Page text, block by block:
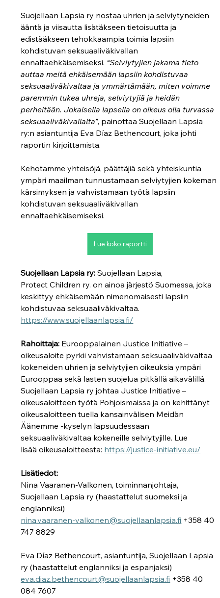
Suojellaan Lapsia ry nostaa uhrien ja selviytyneiden
ääntä ja viisautta lisätäkseen tietoisuutta ja
edistääkseen tehokkaampia toimia lapsiin
kohdistuvan seksuaaliväkivallan
ennaltaehkäisemiseksi. “Selviytyjien jakama tieto
auttaa meitä ehkäisemään lapsiin kohdistuvaa
seksuaaliväkivaltaa ja ymmärtämään, miten voimme
paremmin tukea uhreja, selviytyjiä ja heidän
perheitään. Jokaisella lapsella on oikeus olla turvassa
seksuaaliväkivallalta”, painottaa Suojellaan Lapsia
ry:n asiantuntija Eva Díaz Bethencourt, joka johti
raportin kirjoittamista.
Kehotamme yhteisöjä, päättäjiä sekä yhteiskuntia
ympäri maailman tunnustamaan selviytyjien kokeman
kärsimyksen ja vahvistamaan työtä lapsiin
kohdistuvan seksuaaliväkivallan
ennaltaehkäisemiseksi.
Lue koko raportti
Suojellaan Lapsia ry: Suojellaan Lapsia,
Protect Children ry. on ainoa järjestö Suomessa, joka
keskittyy ehkäisemään nimenomaisesti lapsiin
kohdistuvaa seksuaaliväkivaltaa.
https://www.suojellaanlapsia.fi/
Rahoittaja: Eurooppalainen Justice Initiative –
oikeusaloite pyrkii vahvistamaan seksuaaliväkivaltaa
kokeneiden uhrien ja selviytyjien oikeuksia ympäri
Eurooppaa sekä lasten suojelua pitkällä aikavälillä.
Suojellaan Lapsia ry johtaa Justice Initiative –
oikeusaloitteen työtä Pohjoismaissa ja on kehittänyt
oikeusaloitteen tuella kansainvälisen Meidän
Äänemme -kyselyn lapsuudessaan
seksuaaliväkivaltaa kokeneille selviytyjille. Lue
lisää oikeusaloitteesta: https://justice-initiative.eu/
Lisätiedot:
Nina Vaaranen-Valkonen, toiminnanjohtaja,
Suojellaan Lapsia ry (haastattelut suomeksi ja
englanniksi)
nina.vaaranen-valkonen@suojellaanlapsia.fi +358 40
747 8829
Eva Díaz Bethencourt, asiantuntija, Suojellaan Lapsia
ry (haastattelut englanniksi ja espanjaksi)
eva.diaz.bethencourt@suojellaanlapsia.fi +358 40
084 7607